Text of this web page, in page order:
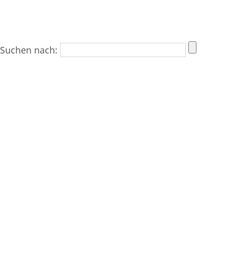
Suchen nach: